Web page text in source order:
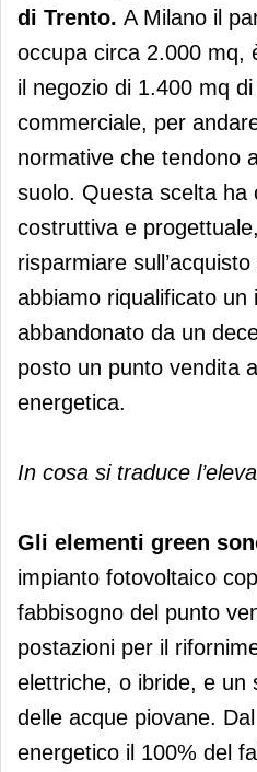
di Trento. A Milano il
occupa circa 2.000 mq,
il negozio di 1.400 mq
commerciale, per
normative che tendono
suolo. Questa scelta ha
costruttiva e
risparmiare
abbiamo riqualificato un
abbandonato da un
posto un punto vendita
energetica.
In cosa si traduce
Gli elementi green
impianto fotovoltaico
fabbisogno del punto
postazioni per il
elettriche, o ibride, e un
delle acque piovane.
energetico il 100% del